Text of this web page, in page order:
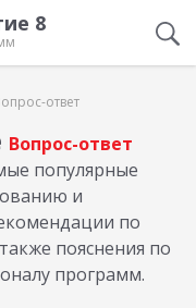
8
ответ
Вопрос-ответ
популярные
и
по
пояснения по
программ.